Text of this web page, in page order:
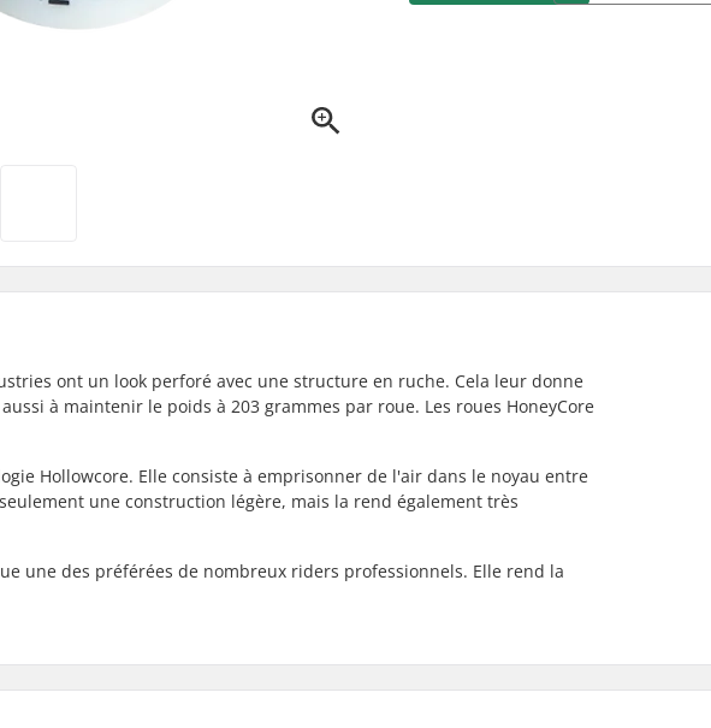
ont un look perforé avec une structure en ruche. Cela leur donne
à maintenir le poids à 203 grammes par roue. Les roues HoneyCore
Hollowcore. Elle consiste à emprisonner de l'air dans le noyau entre
une construction légère, mais la rend également très
une des préférées de nombreux riders professionnels. Elle rend la